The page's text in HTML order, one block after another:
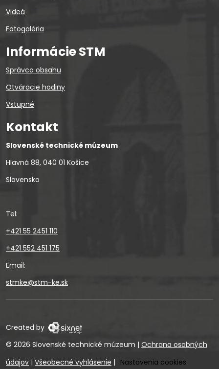
Videá
Fotogaléria
Informácie STM
Správca obsahu
Otváracie hodiny
Vstupné
Kontakt
Slovenské technické múzeum
Hlavná 88, 040 01 Košice
Slovensko
Tel:
+421 55 2451 110
+421 552 451 175
Email:
stmke@stm-ke.sk
Created by
© 2026 Slovenské technické múzeum | Ochrana osobných
údajov | Všeobecné vyhlásenie | Nastavenia cookies